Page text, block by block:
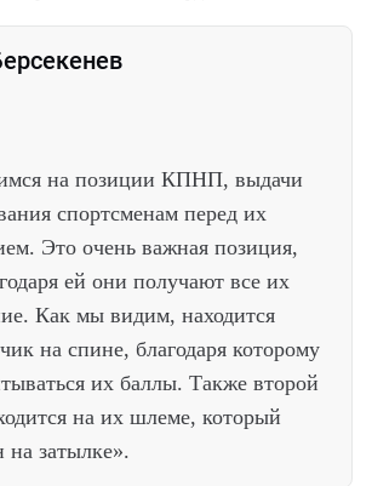
на позиции КПНП, выдачи
спортсменам перед их
Это очень важная позиция,
ей они получают все их
Как мы видим, находится
на спине, благодаря которому
их баллы. Также второй
на их шлеме, который
на затылке».